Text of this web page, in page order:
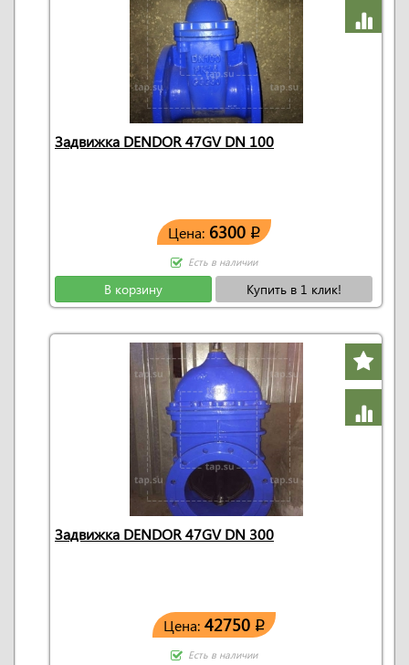
Задвижка DENDOR 47GV DN 100
Цена: 6300 q
Есть в наличии
В корзину Купить в 1 клик!
Задвижка DENDOR 47GV DN 300
Цена: 42750 q
Есть в наличии